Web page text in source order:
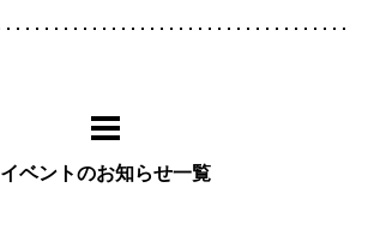
イベントのお知らせ一覧